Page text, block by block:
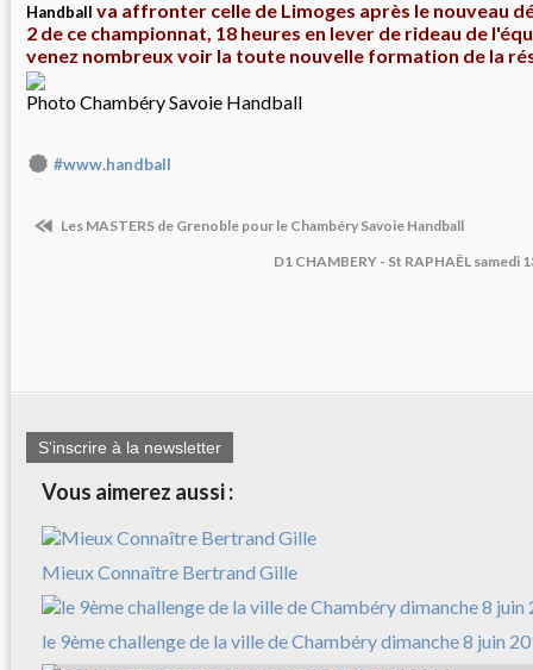
Handball va affronter celle de Limoges après le nouveau
2 de ce championnat, 18 heures en lever de rideau de
venez nombreux voir la toute nouvelle formation de la
Photo Chambéry Savoie Handball
#www.handball
Les MASTERS de Grenoble pour le Chambéry Savoie Handball
D1 CHAMBERY - St RAPHAÊL samedi
S'inscrire à la newsletter
Vous aimerez aussi :
Mieux Connaître Bertrand Gille
le 9ème challenge de la ville de Chambéry dimanche 8 juin